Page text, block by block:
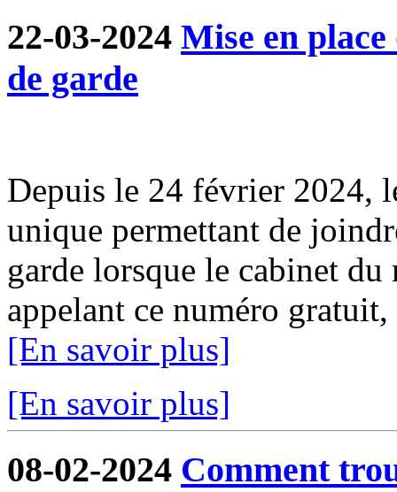
22-03-2024 Mise en
de garde
Depuis le 24 février 2024,
unique permettant de
garde lorsque le cabinet
appelant ce numéro
[En savoir plus]
[En savoir plus]
08-02-2024 Comment